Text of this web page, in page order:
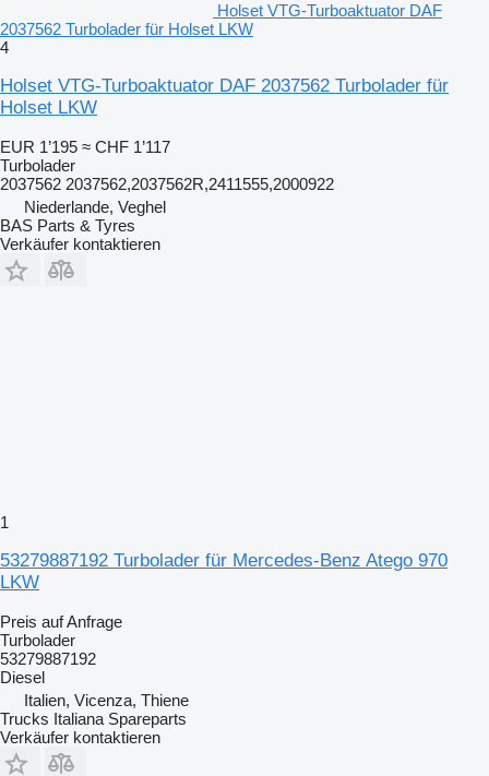
Holset VTG-Turboaktuator DAF
2037562 Turbolader für Holset LKW
4
Holset VTG-Turboaktuator DAF 2037562 Turbolader für
Holset LKW
EUR 1’195 ≈ CHF 1’117
Turbolader
2037562 2037562,2037562R,2411555,2000922
Niederlande, Veghel
BAS Parts & Tyres
Verkäufer kontaktieren
1
53279887192 Turbolader für Mercedes-Benz Atego 970
LKW
Preis auf Anfrage
Turbolader
53279887192
Diesel
Italien, Vicenza, Thiene
Trucks Italiana Spareparts
Verkäufer kontaktieren